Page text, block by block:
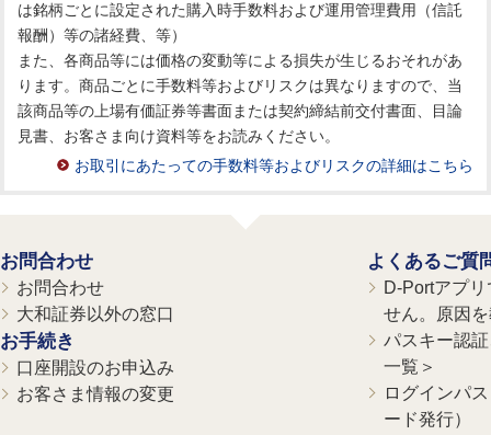
は銘柄ごとに設定された購入時手数料および運用管理費用（信託
報酬）等の諸経費、等）
また、各商品等には価格の変動等による損失が生じるおそれがあ
ります。商品ごとに手数料等およびリスクは異なりますので、当
該商品等の上場有価証券等書面または契約締結前交付書面、目論
見書、お客さま向け資料等をお読みください。
お取引にあたっての手数料等およびリスクの詳細はこちら
お問合わせ
お問合わせ
大和証券以外の窓口
お手続き
口座開設のお申込み
お客さま情報の変更
よくあるご質
D-Portアプ
せん。原因
パスキー認
一覧＞
ログインパ
ード発行）